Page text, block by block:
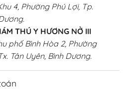
4, Phường Phú Lợi, Tp.
THÚ Y HƯƠNG NỞ III
phố Bình Hòa 2, Phường
Tân Uyên, Bình Dương.